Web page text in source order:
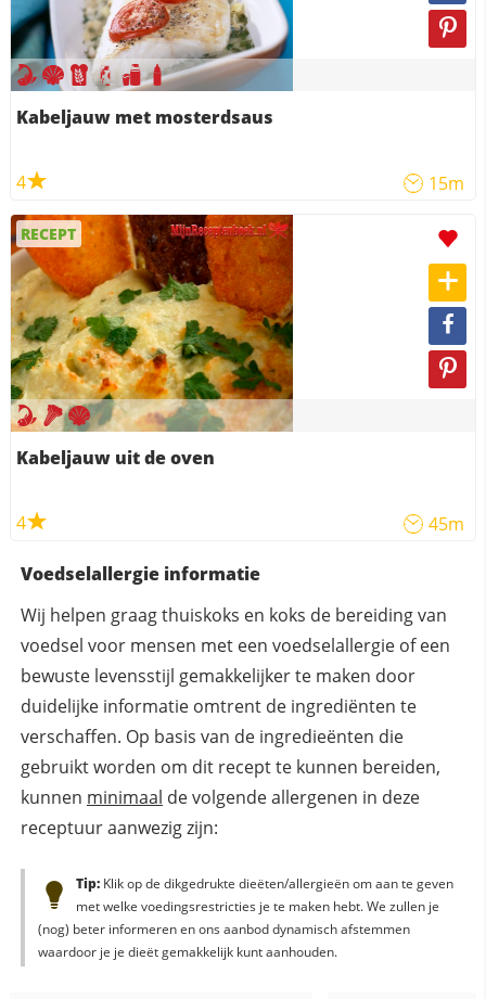
Kabeljauw met mosterdsaus
4 15m
RECEPT
Kabeljauw uit de oven
4 45m
Voedselallergie informatie
Wij helpen graag thuiskoks en koks de bereiding van
voedsel voor mensen met een voedselallergie of een
bewuste levensstijl gemakkelijker te maken door
duidelijke informatie omtrent de ingrediënten te
verschaffen. Op basis van de ingredieënten die
gebruikt worden om dit recept te kunnen bereiden,
kunnen minimaal de volgende allergenen in deze
receptuur aanwezig zijn:
Tip:Klik op de dikgedrukte dieëten/allergieën om aan te geven
met welke voedingsrestricties je te maken hebt. We zullen je
(nog) beter informeren en ons aanbod dynamisch afstemmen
waardoor je je dieët gemakkelijk kunt aanhouden.